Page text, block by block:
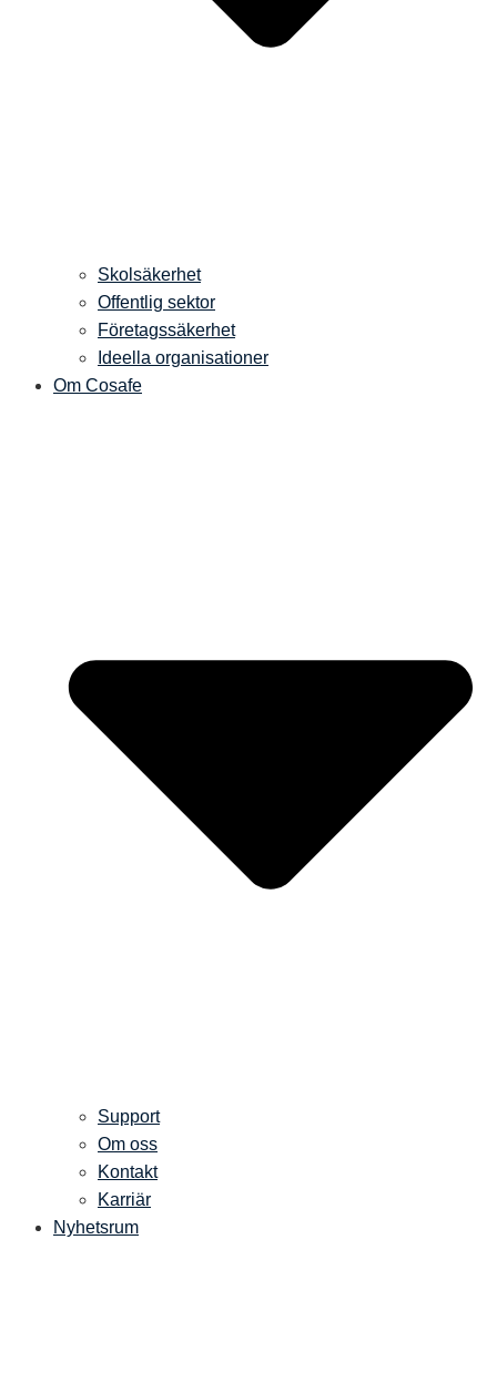
Skolsäkerhet
Offentlig sektor
Företagssäkerhet
Ideella organisationer
Om Cosafe
Support
Om oss
Kontakt
Karriär
Nyhetsrum